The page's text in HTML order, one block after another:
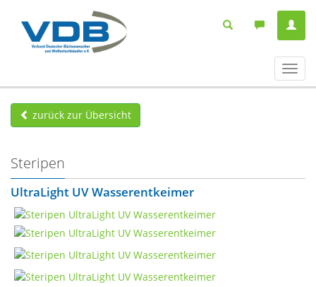
ein-/
zurück zur Übersicht
Steripen
UltraLight UV Wasserentkeimer